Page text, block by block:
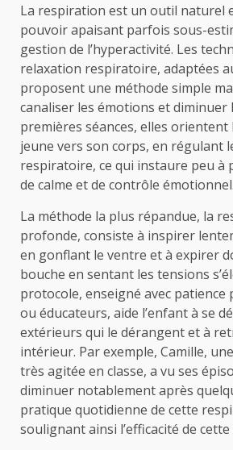
La respiration est un outil naturel
pouvoir apaisant parfois sous-
gestion de l’hyperactivité. Les
relaxation respiratoire, adaptées
proposent une méthode simple
canaliser les émotions et diminuer
premières séances, elles orientent
jeune vers son corps, en régulant
respiratoire, ce qui instaure peu à
de calme et de contrôle émotionnel.
La méthode la plus répandue, la
profonde, consiste à inspirer
en gonflant le ventre et à expirer
bouche en sentant les tensions
protocole, enseigné avec patience
ou éducateurs, aide l’enfant à se
extérieurs qui le dérangent et à
intérieur. Par exemple, Camille,
très agitée en classe, a vu ses
diminuer notablement après
pratique quotidienne de cette
soulignant ainsi l’efficacité de